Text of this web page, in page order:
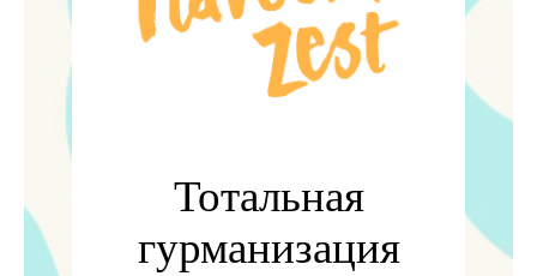
Тотальная
гурманизация